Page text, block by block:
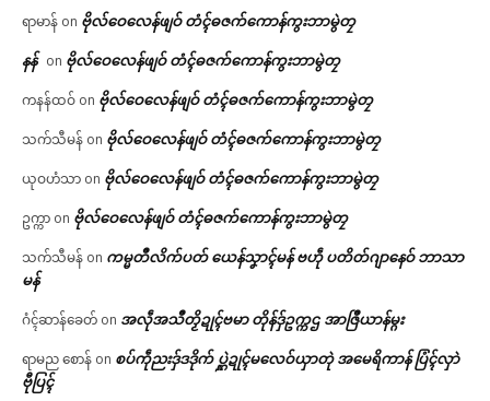
ရာမာန် on ဗိုလ်ဝေလေန်ဖျဝ် တံၚ်ဓဇက်ကောန်ကွးဘာမွဲတၠ
နန် on ဗိုလ်ဝေလေန်ဖျဝ် တံၚ်ဓဇက်ကောန်ကွးဘာမွဲတၠ
ကနန်ထဝ် on ဗိုလ်ဝေလေန်ဖျဝ် တံၚ်ဓဇက်ကောန်ကွးဘာမွဲတၠ
သက်သီမန် on ဗိုလ်ဝေလေန်ဖျဝ် တံၚ်ဓဇက်ကောန်ကွးဘာမွဲတၠ
ယုဝဟံသာ on ဗိုလ်ဝေလေန်ဖျဝ် တံၚ်ဓဇက်ကောန်ကွးဘာမွဲတၠ
ဥက္ကာ on ဗိုလ်ဝေလေန်ဖျဝ် တံၚ်ဓဇက်ကောန်ကွးဘာမွဲတၠ
သက်သီမန် on ကမ္မတဳလိက်ပတ် ယေန်သၞာၚ်မန် ဗဟဵု ပတိတ်ဂျာနေဝ် ဘာသာ
မန်
ဂံၚ်ဆာန်ခေတ် on အလဵုအသဳတၟိဍုၚ်ဗမာ တိုန်ဒှ်ဥက္ကဌ အာဇြဳယာန်မ္ဂး
ရာမည စောန် on စပ်ကဵုညးဒှ်ဒဒိုက် ပ္ဋဲဍုၚ်မလေဝ်ယှာတုဲ အမေရိကာန် ပြံၚ်လှာဲ
ဗီုပြၚ်